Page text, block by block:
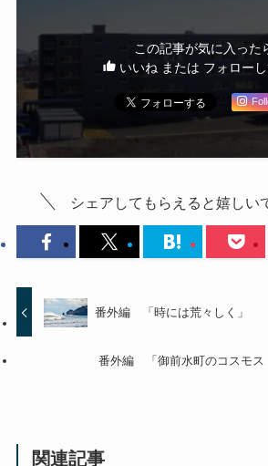
この記事が気に入った
いいね または フォローし
シェアしてもらえると嬉しい
番外編 「時には荒々しく」
番外編 「御前水町のコスモス
関連記事